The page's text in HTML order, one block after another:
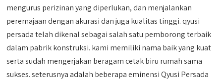
mengurus perizinan yang diperlukan, dan menjalankan
peremajaan dengan akurasi dan juga kualitas tinggi. qyusi
persada telah dikenal sebagai salah satu pemborong terbaik
dalam pabrik konstruksi. kami memiliki nama baik yang kuat
serta sudah mengerjakan beragam cetak biru rumah sama
sukses. seterusnya adalah beberapa eminensi Qyusi Persada